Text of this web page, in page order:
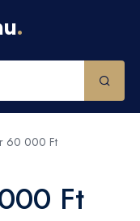
.
60 000 Ft
Ft